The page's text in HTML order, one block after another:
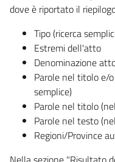
dove è riportato il
Tipo (ricerca
Estremi dell'atto
Denominazione
Parole nel titolo e/
semplice)
Parole nel titolo
Parole nel testo
Regioni/Province